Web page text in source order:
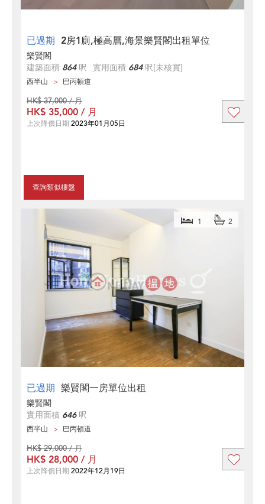
已過期 2房1廁,極高層,海景樂賢閣出租單位
樂賢閣
建築面積 864呎 實用面積 684呎[未核實]
西半山 巴丙頓道
查詢類似樓盤
HK$ 37,000 / 月
HK$ 35,000 / 月
上次降價日期 2023年01月05日
已過期 樂賢閣一房單位出租
1 2
樂賢閣
實用面積 646呎
西半山 巴丙頓道
HK$ 29,000 / 月
HK$ 28,000 / 月
上次降價日期 2022年12月19日